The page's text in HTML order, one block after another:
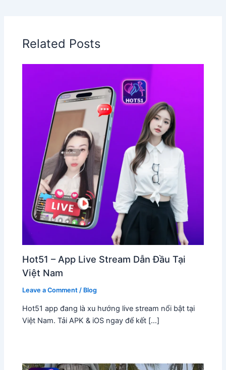
Related Posts
Hot51 – App Live Stream Dẫn Đầu Tại
Việt Nam
Leave a Comment / Blog
Hot51 app đang là xu hướng live stream nổi bật tại
Việt Nam. Tải APK & iOS ngay để kết […]